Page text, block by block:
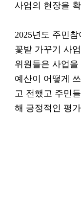
사업의 현장을
2025년도 주민
꽃밭 가꾸기 사
위원들은 사업을
예산이 어떻게
고 전했고 주민
해 긍정적인 평